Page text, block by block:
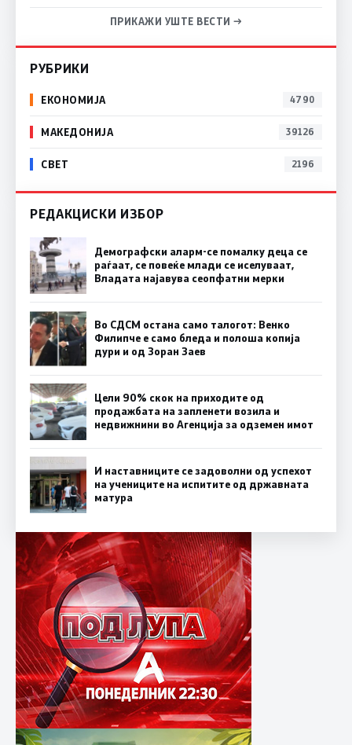
ПРИКАЖИ УШТЕ ВЕСТИ →
РУБРИКИ
ЕКОНОМИЈА 4790
МАКЕДОНИЈА 39126
СВЕТ 2196
РЕДАКЦИСКИ ИЗБОР
Демографски аларм-се помалку деца се
раѓаат, се повеќе млади се иселуваат,
Владата најавува сеопфатни мерки
Во СДСМ остана само талогот: Венко
Филипче е само бледа и полоша копија
дури и од Зоран Заев
Цели 90% скок на приходите од
продажбата на запленети возила и
недвижнини во Агенција за одземен имот
И наставниците се задоволни од успехот
на учениците на испитите од државната
матура